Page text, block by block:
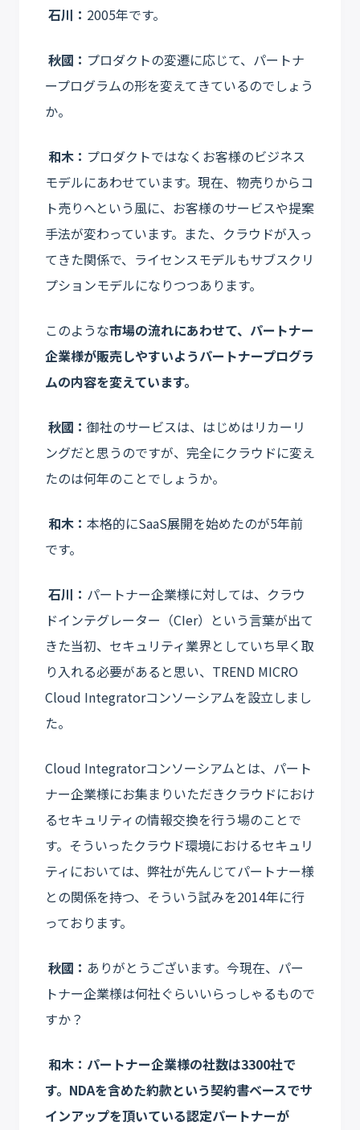
石川： 2005年です。
秋國： プロダクトの変遷に応じて、パートナ
ープログラムの形を変えてきているのでしょう
か。
和木： プロダクトではなくお客様のビジネス
モデルにあわせています。現在、物売りからコ
ト売りへという風に、お客様のサービスや提案
手法が変わっています。また、クラウドが入っ
てきた関係で、ライセンスモデルもサブスクリ
プションモデルになりつつあります。
このような市場の流れにあわせて、パートナー
企業様が販売しやすいようパートナープログラ
ムの内容を変えています。
秋國： 御社のサービスは、はじめはリカーリ
ングだと思うのですが、完全にクラウドに変え
たのは何年のことでしょうか。
和木： 本格的にSaaS展開を始めたのが5年前
です。
石川： パートナー企業様に対しては、クラウ
ドインテグレーター（CIer）という言葉が出て
きた当初、セキュリティ業界としていち早く取
り入れる必要があると思い、TREND MICRO
Cloud Integratorコンソーシアムを設立しまし
た。
Cloud Integratorコンソーシアムとは、パート
ナー企業様にお集まりいただきクラウドにおけ
るセキュリティの情報交換を行う場のことで
す。そういったクラウド環境におけるセキュリ
ティにおいては、弊社が先んじてパートナー様
との関係を持つ、そういう試みを2014年に行
っております。
秋國： ありがとうございます。今現在、パー
トナー企業様は何社ぐらいいらっしゃるもので
すか？
和木：パートナー企業様の社数は3300社で
す。NDAを含めた約款という契約書ベースでサ
インアップを頂いている認定パートナーが